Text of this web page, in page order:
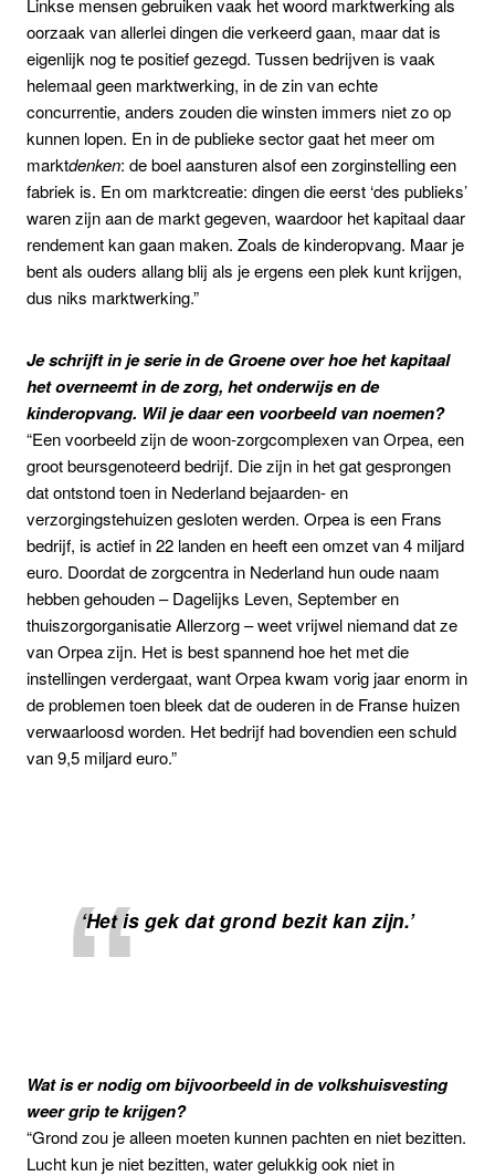
Linkse mensen gebruiken vaak het woord marktwerking als
oorzaak van allerlei dingen die verkeerd gaan, maar dat is
eigenlijk nog te positief gezegd. Tussen bedrijven is vaak
helemaal geen marktwerking, in de zin van echte
concurrentie, anders zouden die winsten immers niet zo op
kunnen lopen. En in de publieke sector gaat het meer om
marktdenken: de boel aansturen alsof een zorginstelling een
fabriek is. En om marktcreatie: dingen die eerst ‘des publieks’
waren zijn aan de markt gegeven, waardoor het kapitaal daar
rendement kan gaan maken. Zoals de kinderopvang. Maar je
bent als ouders allang blij als je ergens een plek kunt krijgen,
dus niks marktwerking.”
Je schrijft in je serie in de Groene over hoe het kapitaal
het overneemt in de zorg, het onderwijs en de
kinderopvang. Wil je daar een voorbeeld van noemen?
“Een voorbeeld zijn de woon-zorgcomplexen van Orpea, een
groot beursgenoteerd bedrijf. Die zijn in het gat gesprongen
dat ontstond toen in Nederland bejaarden- en
verzorgingstehuizen gesloten werden. Orpea is een Frans
bedrijf, is actief in 22 landen en heeft een omzet van 4 miljard
euro. Doordat de zorgcentra in Nederland hun oude naam
hebben gehouden – Dagelijks Leven, September en
thuiszorgorganisatie Allerzorg – weet vrijwel niemand dat ze
van Orpea zijn. Het is best spannend hoe het met die
instellingen verdergaat, want Orpea kwam vorig jaar enorm in
de problemen toen bleek dat de ouderen in de Franse huizen
verwaarloosd worden. Het bedrijf had bovendien een schuld
van 9,5 miljard euro.”
‘Het is gek dat grond bezit kan zijn.’
Wat is er nodig om bijvoorbeeld in de volkshuisvesting
weer grip te krijgen?
“Grond zou je alleen moeten kunnen pachten en niet bezitten.
Lucht kun je niet bezitten, water gelukkig ook niet in